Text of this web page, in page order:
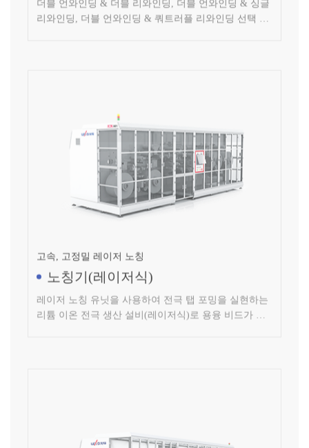
능, 자재 고정밀 자동 교체, 초고속 레이저 노칭 시스템,
효율적인 이물 관리 조치
레이저 노칭 유닛을 사용하여 전극 탭 포밍을 실현하는
리튬 이온 전극 생산 설비(레이저식)로 용융 비드가 작
고 열관리가 우수합니다.